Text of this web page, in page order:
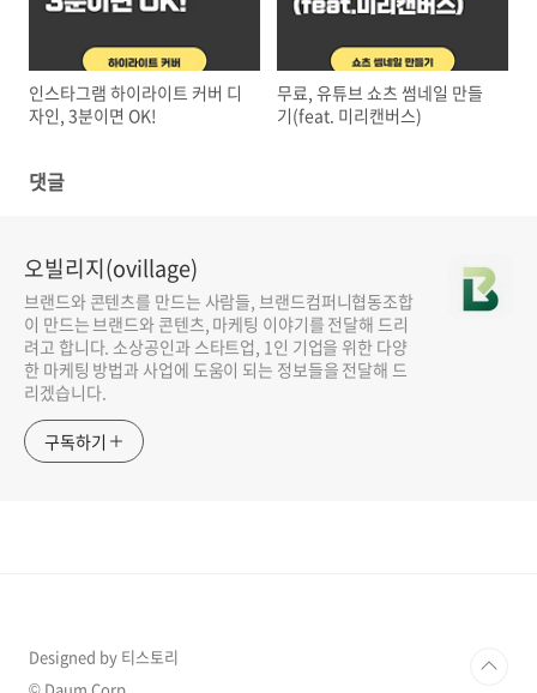
인스타그램 하이라이트 커버 디
자인, 3분이면 OK!
무료, 유튜브 쇼츠 썸네일 만들
기(feat. 미리캔버스)
댓글
오빌리지(ovillage)
브랜드와 콘텐츠를 만드는 사람들, 브랜드컴퍼니협동조합
이 만드는 브랜드와 콘텐츠, 마케팅 이야기를 전달해 드리
려고 합니다. 소상공인과 스타트업, 1인 기업을 위한 다양
한 마케팅 방법과 사업에 도움이 되는 정보들을 전달해 드
리겠습니다.
구독하기
Designed by 티스토리
© Daum Corp.